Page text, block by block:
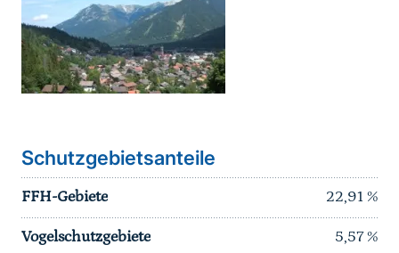
Schutzgebietsanteile
FFH-Gebiete 22,91 %
Vogelschutzgebiete 5,57 %